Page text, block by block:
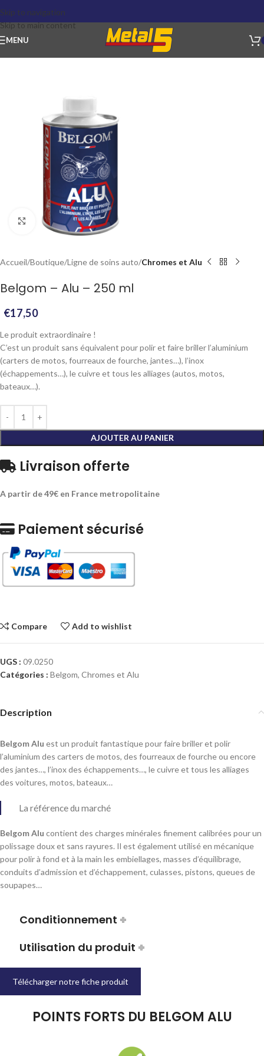
Skip to navigation
Skip to main content
MENU
Click to enlarge
Accueil Boutique Ligne de soins auto Chromes et Alu
Belgom – Alu – 250 ml
€17,50
Le produit extraordinaire !
C’est un produit sans équivalent pour polir et faire briller l’aluminium
(carters de motos, fourreaux de fourche, jantes…), l’inox
(échappements…), le cuivre et tous les alliages (autos, motos,
bateaux…).
AJOUTER AU PANIER
Livraison offerte
A partir de 49€ en France metropolitaine
Paiement sécurisé
Compare Add to wishlist
UGS : 09.0250
Catégories : Belgom, Chromes et Alu
Description
Belgom Alu est un produit fantastique pour faire briller et polir
l’aluminium des carters de motos, des fourreaux de fourche ou encore
des jantes…, l’inox des échappements…, le cuivre et tous les alliages
des voitures, motos, bateaux…
La référence du marché
Belgom Alu contient des charges minérales finement calibrées pour un
polissage doux et sans rayures. Il est également utilisé en mécanique
pour polir à fond et à la main les embiellages, masses d’équilibrage,
conduits d’admission et d’échappement, culasses, pistons, queues de
soupapes…
Conditionnement
Utilisation du produit
Télécharger notre fiche produit
POINTS FORTS DU BELGOM ALU